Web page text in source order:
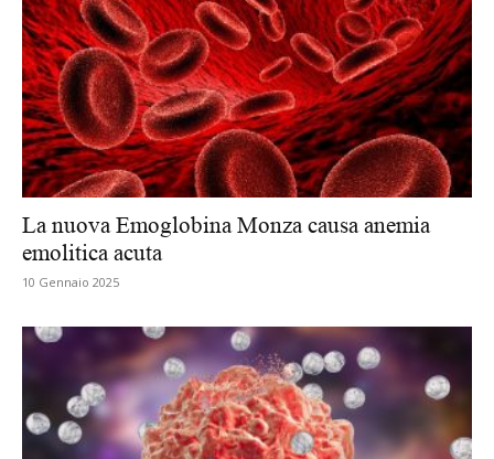
La nuova Emoglobina Monza causa anemia
emolitica acuta
10 Gennaio 2025